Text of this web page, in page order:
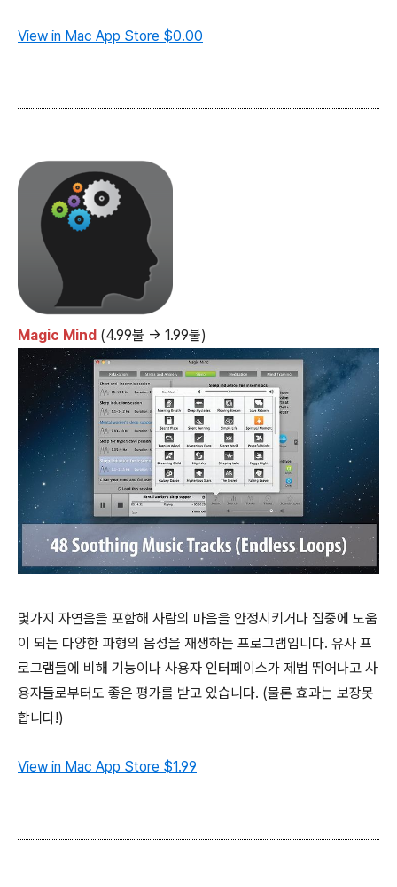
View in Mac App Store $0.00
Magic Mind (4.99불 → 1.99불)
몇가지 자연음을 포함해 사람의 마음을 안정시키거나 집중에 도움
이 되는 다양한 파형의 음성을 재생하는 프로그램입니다. 유사 프
로그램들에 비해 기능이나 사용자 인터페이스가 제법 뛰어나고 사
용자들로부터도 좋은 평가를 받고 있습니다. (물론 효과는 보장못
합니다!)
View in Mac App Store $1.99